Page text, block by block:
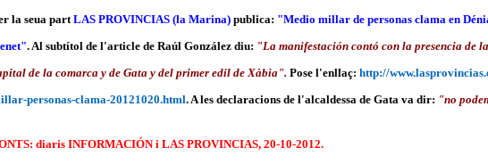
la seua part LAS PROVINCIAS (la Marina) publica: "Medio millar de personas clama en
. Al subtítol de l'article de Raúl González diu: "La manifestación contó con la presencia de
de la comarca y de Gata y del primer edil de Xàbia". Pose l'enllaç: http://
personas-clama-20121020.html. A les declaracions de l'alcaldessa de Gata va dir: "no
diaris INFORMACIÓN i LAS PROVINCIAS, 20-10-2012.